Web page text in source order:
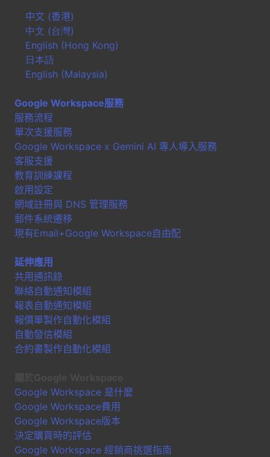
中文 (香港)
中文 (台灣)
English (Hong Kong)
日本語
English (Malaysia)
Google Workspace服務
服務流程
單次支援服務
Google Workspace x Gemini AI 專人導入服務
客服支援
教育訓練課程
啟用設定
網域註冊與 DNS 管理服務
郵件系統遷移
現有Email+Google Workspace自由配
延伸應用
共用通訊錄
聯絡自動通知模組
報表自動通知模組
報價單製作自動化模組
自動發信模組
合約書製作自動化模組
Google Workspace 是什麼
Google Workspace費用
Google Workspace版本
決定購買時的評估
Google Workspace 經銷商挑選指南